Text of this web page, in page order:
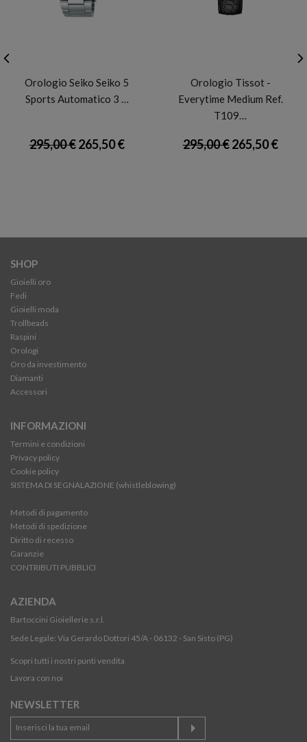
Orologio Seiko Seiko 5
Sports Automatico 3 …
295,00 €265,50 €
Orologio Tissot -
Everytime Medium Ref.
T109…
295,00 €265,50 €
SHOP
Gioielli oro
Fedi
Gioielli moda
Trollbeads
Raspini
Orologi
Oro da investimento
Diamanti
Accessori
INFORMAZIONI
Termini e condizioni
Privacy policy
Cookie policy
SISTEMA DI SEGNALAZIONE (whistleblowing)
Metodi di pagamento
Metodi di spedizione
Diritto di recesso
Garanzie
CONTRIBUTI PUBBLICI
AZIENDA
Bartoccini Gioiellerie s.r.l.
Sede Legale: Via Gerardo Dottori 45/A - 06132 - San Sisto (PG)
Scopri tutti i nostri punti vendita
Lavora con noi
NEWSLETTER